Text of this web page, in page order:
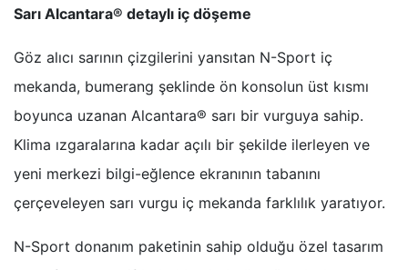
Sarı Alcantara® detaylı iç döşeme
Göz alıcı sarının çizgilerini yansıtan N-Sport iç
mekanda, bumerang şeklinde ön konsolun üst kısmı
boyunca uzanan Alcantara® sarı bir vurguya sahip.
Klima ızgaralarına kadar açılı bir şekilde ilerleyen ve
yeni merkezi bilgi-eğlence ekranının tabanını
çerçeveleyen sarı vurgu iç mekanda farklılık yaratıyor.
N-Sport donanım paketinin sahip olduğu özel tasarım